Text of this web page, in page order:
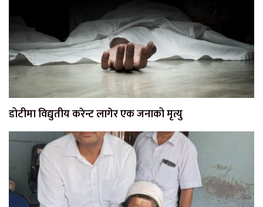
डोटीमा विद्युतीय करेन्ट लागेर एक जनाको मृत्यु